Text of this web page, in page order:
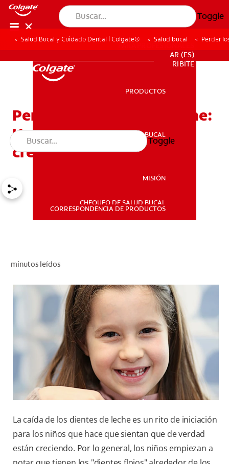
Toggle
SALUD BUCAL
PARA PROFESIONALES
AR (ES)
SUSCRIBITE
PARA PROFESIONALES
AR (ES)
SUSCRIBITE
PRODUCTOS
SALUD BUCAL
MISIÓN
CHEQUEO DE SALUD BUCAL
CORRESPONDENCIA DE PRODUCTOS
Toggle
Salud Bucal y Cuidado Dental | Colgate® Salud bucal Perder
Perder los dientes de leche:
Una clara señal de
crecimiento
minutos leídos
La caída de los dientes de leche es un rito de iniciación
para los niños que hace que sientan que de verdad
están creciendo. Por lo general, los niños empiezan a